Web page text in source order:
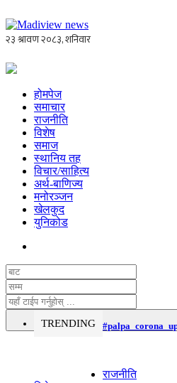
होमपेज
समाचार
राजनीति
विशेष
समाज
स्थानिय तह
विचार/साहित्य
अर्थ-बाणिज्य
मनोरञ्जन
खेलकुद
युनिकोड
TRENDING
राजनीति